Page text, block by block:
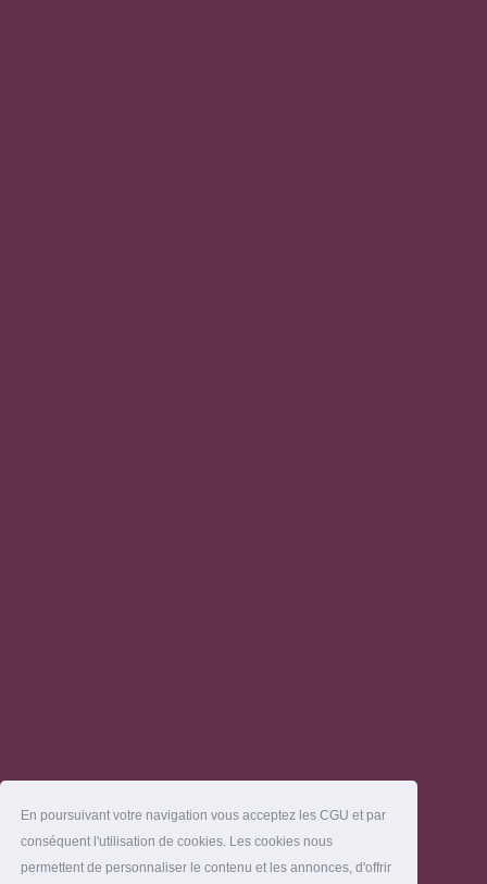
En poursuivant votre navigation vous acceptez les CGU et par
conséquent l'utilisation de cookies. Les cookies nous
permettent de personnaliser le contenu et les annonces, d'offrir